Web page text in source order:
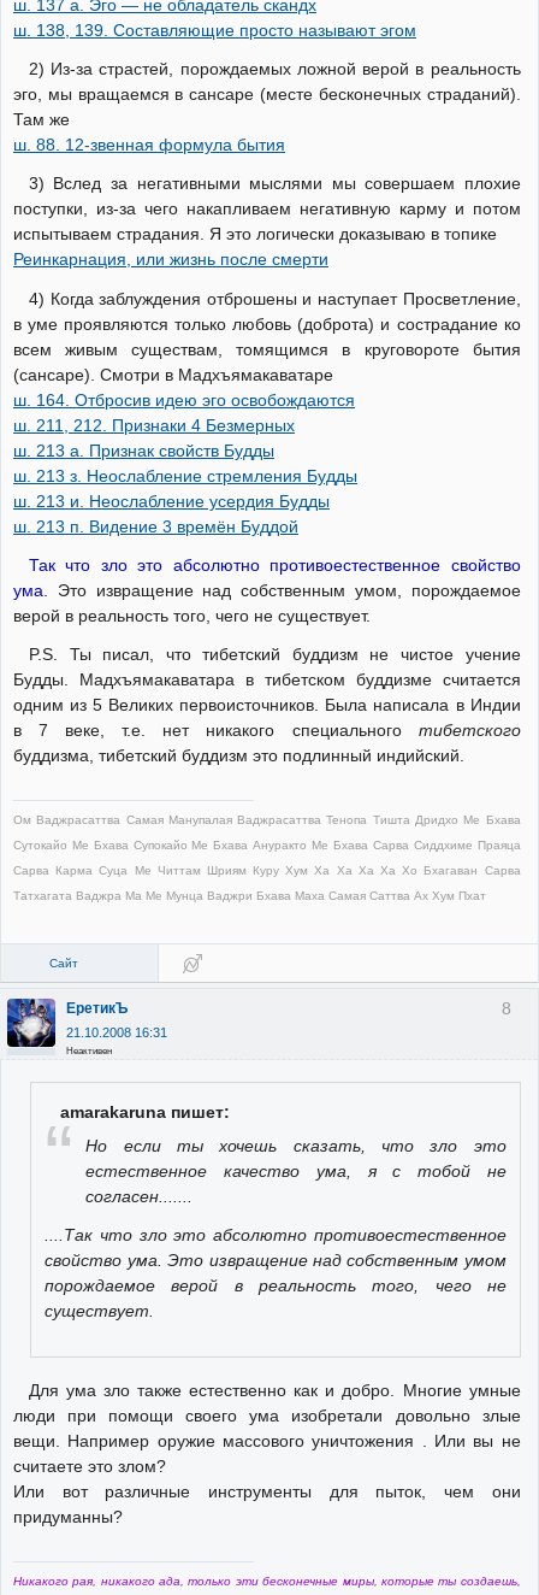
ш. 137 а. Эго — не обладатель скандх
ш. 138, 139. Составляющие просто называют эгом
2) Из-за страстей, порождаемых ложной верой в реальность
эго, мы вращаемся в сансаре (месте бесконечных страданий).
Там же
ш. 88. 12-звенная формула бытия
3) Вслед за негативными мыслями мы совершаем плохие
поступки, из-за чего накапливаем негативную карму и потом
испытываем страдания. Я это логически доказываю в топике
Реинкарнация, или жизнь после смерти
4) Когда заблуждения отброшены и наступает Просветление,
в уме проявляются только любовь (доброта) и сострадание ко
всем живым существам, томящимся в круговороте бытия
(сансаре). Смотри в Мадхъямакаватаре
ш. 164. Отбросив идею эго освобождаются
ш. 211, 212. Признаки 4 Безмерных
ш. 213 а. Признак свойств Будды
ш. 213 з. Неослабление стремления Будды
ш. 213 и. Неослабление усердия Будды
ш. 213 п. Видение 3 времён Буддой
Так что зло это абсолютно противоестественное свойство
ума.
Это извращение над собственным умом, порождаемое
верой в реальность того, чего не существует.
P.S. Ты писал, что тибетский буддизм не чистое учение
Будды. Мадхъямакаватара в тибетском буддизме считается
одним из 5 Великих первоисточников. Была написала в Индии
в 7 веке, т.е. нет никакого специального тибетского
буддизма, тибетский буддизм это подлинный индийский.
Ом Ваджрасаттва Самая Манупалая Ваджрасаттва Тенопа Тишта Дридхо Ме Бхава
Сутокайо Ме Бхава Супокайо Ме Бхава Ануракто Ме Бхава Сарва Сиддхиме Праяца
Сарва Карма Суца Ме Читтам Шриям Куру Хум Ха Ха Ха Ха Хо Бхагаван Сарва
Татхагата Ваджра Ма Ме Мунца Ваджри Бхава Маха Самая Саттва Ах Хум Пхат
Сайт
8
ЕретикЪ
21.10.2008 16:31
Неактивен
amarakaruna пишет:
Но если ты хочешь сказать, что зло это
естественное качество ума, я с тобой не
согласен.......
....Так что зло это абсолютно противоестественное
свойство ума. Это извращение над собственным умом
порождаемое верой в реальность того, чего не
существует.
Для ума зло также естественно как и добро. Многие умные
люди при помощи своего ума изобретали довольно злые
вещи. Например оружие массового уничтожения . Или вы не
считаете это злом?
Или вот различные инструменты для пыток, чем они
придуманны?
Никакого рая, никакого ада, только эти бесконечные миры, которые ты создаешь,